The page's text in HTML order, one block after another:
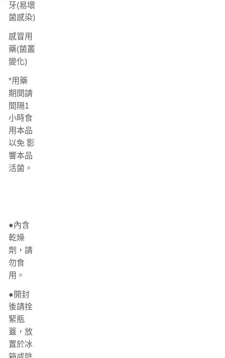
牙(易壞
菌感染)
感冒用
藥(菌叢
變化)
*用藥
期間請
間隔1
小時食
用本品
以免 影
響本品
活菌。
●內含
乾燥
劑，請
勿食
用。
●開封
後請拴
緊瓶
蓋，放
置於冰